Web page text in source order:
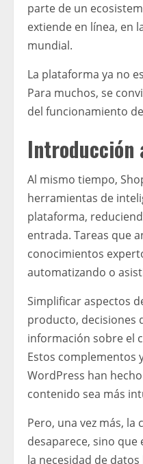
parte de un
extiende en línea, en
mundial.
La plataforma ya no
Para muchos, se
del funcionamiento
Introducción
Al mismo tiempo,
herramientas de
plataforma,
entrada. Tareas que
conocimientos
automatizando o
Simplificar aspectos
producto, decisiones
información sobre el
Estos complementos
WordPress han
contenido sea más
Pero, una vez más, la
desaparece, sino que
la necesidad de